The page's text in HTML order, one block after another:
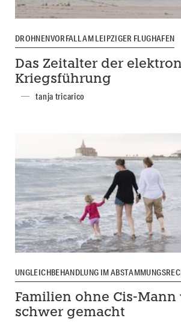
DROHNENVORFALL AM LEIPZIGER FLUGHAFEN
Das Zeitalter der
Kriegsführung
tanja tricarico
UNGLEICHBEHANDLUNG IM
Familien ohne Cis-Mann
schwer gemacht